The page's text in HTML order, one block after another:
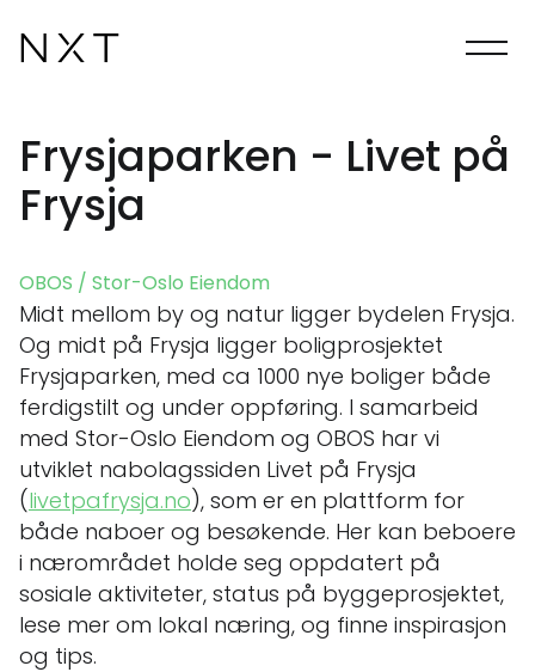
Frysjaparken - Livet på
Frysja
OBOS / Stor-Oslo Eiendom
Midt mellom by og natur ligger bydelen Frysja.
Og midt på Frysja ligger boligprosjektet
Frysjaparken, med ca 1000 nye boliger både
ferdigstilt og under oppføring. I samarbeid
med Stor-Oslo Eiendom og OBOS har vi
utviklet nabolagssiden Livet på Frysja
(livetpafrysja.no), som er en plattform for
både naboer og besøkende. Her kan beboere
i nærområdet holde seg oppdatert på
sosiale aktiviteter, status på byggeprosjektet,
lese mer om lokal næring, og finne inspirasjon
og tips.